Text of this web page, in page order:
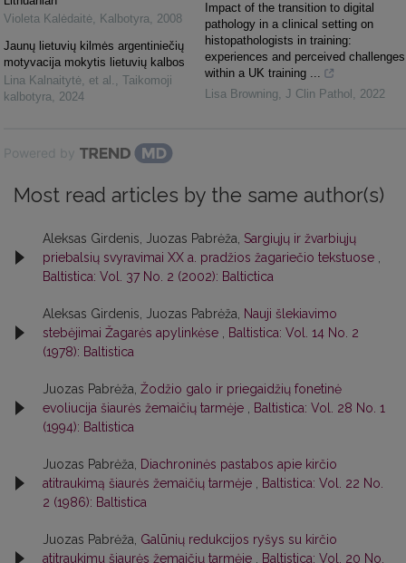
Violeta Kalėdaitė Kalbotyra
2008
Jaunų lietuvių kilmės argentiniečių
motyvacija mokytis lietuvių kalbos
Lina Kalnaitytė, et al.
Taikomoji
kalbotyra
2024
Impact of the transition to digital
pathology in a clinical setting on
histopathologists in training:
experiences and perceived challenges
within a UK training ...
Lisa Browning J Clin Pathol 2022
Powered by
Most read articles by the same author(s)
Aleksas Girdenis, Juozas Pabrėža, Sargiųjų ir žvarbiųjų
priebalsių svyravimai XX a. pradžios žagariečio tekstuose
Baltistica: Vol. 37 No. 2 (2002): Baltictica
Aleksas Girdenis, Juozas Pabrėža, Nauji šlekiavimo
stebėjimai Žagarės apylinkėse
Baltistica: Vol. 14 No. 2
(1978): Baltistica
Juozas Pabrėža, Žodžio galo ir priegaidžių fonetinė
evoliucija šiaurės žemaičių tarmėje
Baltistica: Vol. 28 No. 1
(1994): Baltistica
Juozas Pabrėža, Diachroninės pastabos apie kirčio
atitraukimą šiaurės žemaičių tarmėje
Baltistica: Vol. 22 No.
2 (1986): Baltistica
Juozas Pabrėža, Galūnių redukcijos ryšys su kirčio
atitraukimu šiaurės žemaičių tarmėje
Baltistica: Vol. 20 No.